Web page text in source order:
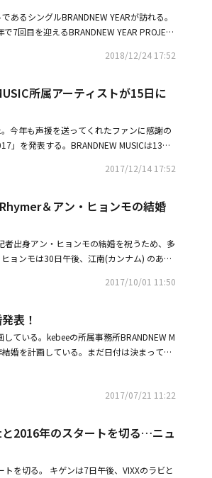
ビュー以来、安定した活動でマニア層を確
ラッパーのMinosとデュエットを成し遂げ
スして注目を集めた。またkebeeは最近、
アイドルのアルバムにも作詞家として参加
あるシングルBRANDNEW YEARが訪れる。
7回目を迎えるBRANDNEW YEAR PROJEC
MUSICはヒップホップとR＆Bジ
売り上げを記録し、トータルミュージック
毎年のように所属アーティストらが集ま
めて披露している「BRANDNEW YEAR」
これにBRANDNEW MUSICは「いつもより
収めた1年であった。そのため、これに恩
ェクトを準備した」とファンに感謝の気持
・ミンヒ、MXM、Vincent Blueが披露するR
構成されている。この2曲の歌が皆の年末
楽で恩返しする」と伝えた。今回のBRAN
BRANDNEW YEAR 2018 」は30日午後6
2018/12/24 17:52
所属アーティストが15日に
今年も声援を送ってくれたファンに感謝の
」を発表する。BRANDNEW MUSICは13
MUSICが2011年から毎年、応援して
裏にデビューさせ、新しいシーズンを迎え
SEASON』というタイトルをつけた」と
ク「Baby Can I」は、暖かい雰囲気のと
のサンチェス、テワン（C-LUV）、ヤ
」はワイルドな雰囲気のヒップホップでV
が参加した。
2017/12/14 17:52
＆アン・ヒョンモの結婚
者出身アン・ヒョンモの結婚を祝うため、多
ョンモは30日午後、江南(カンナム) のある
僕だよ僕」を歌い祝った。続いた2部ではBR
ンヘ、Eluphantなどがステージに上がっ
B ジコ、パクキョン、P.O、AOA ジミ
とアン・ヒョンモは今月8月に結婚を発表
2017/10/01 11:50
表！
ている。kebeeの所属事務所BRANDNEW M
婚を計画している。まだ日付は決まってい
演したが、2次予選で惜しくも脱落した。
2017/07/21 11:22
2016年のスタートを切る…ニュ
を切る。 キゲンは7日午後、VIXXのラビと